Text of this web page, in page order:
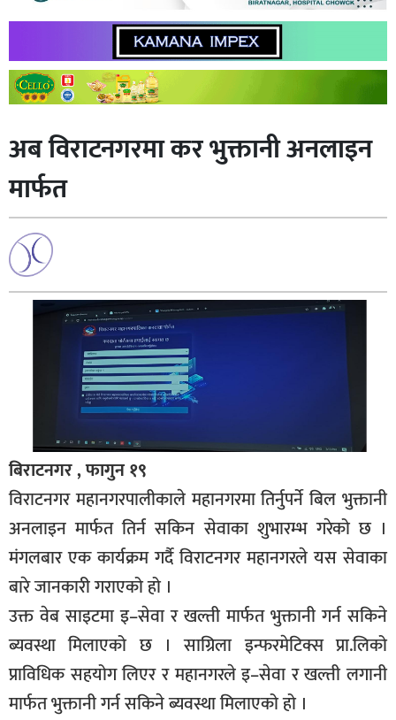
अब विराटनगरमा कर भुक्तानी अनलाइन
मार्फत
बिराटनगर , फागुन १९
विराटनगर महानगरपालीकाले महानगरमा तिर्नुपर्ने बिल भुक्तानी
अनलाइन मार्फत तिर्न सकिन सेवाका शुभारम्भ गरेको छ ।
मंगलबार एक कार्यक्रम गर्दै विराटनगर महानगरले यस सेवाका
बारे जानकारी गराएको हो ।
उक्त वेब साइटमा इ–सेवा र खल्ती मार्फत भुक्तानी गर्न सकिने
ब्यवस्था मिलाएको छ । साग्रिला इन्फरमेटिक्स प्रा.लिको
प्राविधिक सहयोग लिएर र महानगरले इ–सेवा र खल्ती लगानी
मार्फत भुक्तानी गर्न सकिने ब्यवस्था मिलाएको हो ।